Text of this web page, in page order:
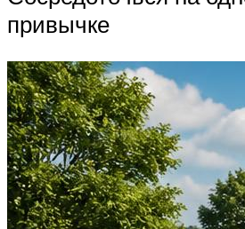
привычке